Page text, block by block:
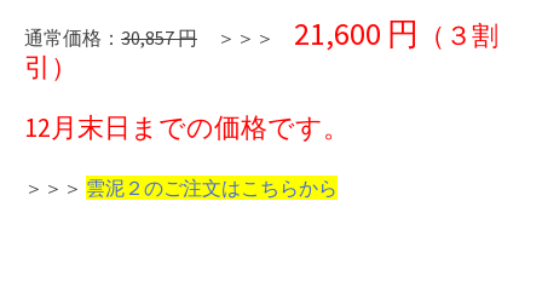
通常価格： 30,857 円 ＞＞＞ 21,600 円
（３割
引）
12月末日までの価格です。
＞＞＞ 雲泥２のご注文はこちらから